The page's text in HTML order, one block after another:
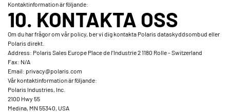
Kontaktinformation är följande:
10. KONTAKTA OSS
Om du har frågor om vår policy, ber vi dig kontakta Polaris dataskyddsombud eller
Polaris direkt.
Address: Polaris Sales Europe Place de l’Industrie 2 1180 Rolle - Switzerland
Fax: N/A
Email: privacy@polaris.com
Vår kontaktinformation är följande:
Polaris Industries, Inc.
2100 Hwy 55
Medina, MN 55340, USA